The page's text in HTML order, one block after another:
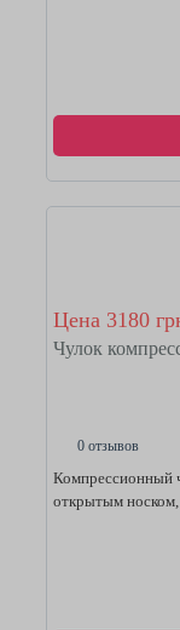
Цена 3180
Чулок
0 отзывов
Компрессионный
открытым носком,